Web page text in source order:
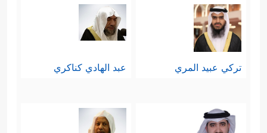
تركي عبيد المري عبد الهادي كناكري